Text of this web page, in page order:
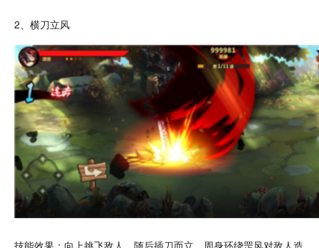
2、横刀立风
技能效果：向上挑飞敌人，随后插刀而立，周身环绕罡风对敌人造